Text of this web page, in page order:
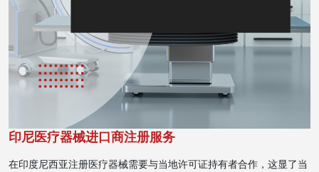
印尼医疗器械进口商注册服务
在印度尼西亚注册医疗器械需要与当地许可证持有者合作，这显了当